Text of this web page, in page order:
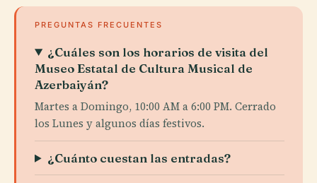
PREGUNTAS FRECUENTES
¿Cuáles son los horarios de visita del
Museo Estatal de Cultura Musical de
Azerbaiyán?
Martes a Domingo, 10:00 AM a 6:00 PM. Cerrado
los Lunes y algunos días festivos.
¿Cuánto cuestan las entradas?